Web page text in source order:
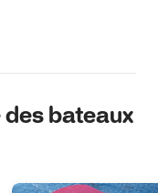
bateaux